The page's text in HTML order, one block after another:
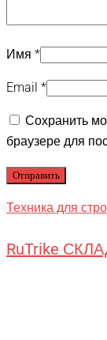
Имя *
Email *
Сохранить
браузере для
Техника для
RuTrike